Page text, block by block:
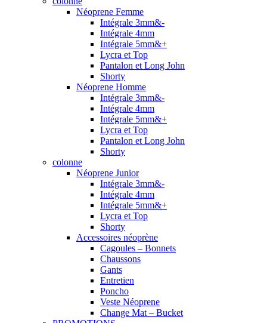
Néoprene Femme
Intégrale 3mm&-
Intégrale 4mm
Intégrale 5mm&+
Lycra et Top
Pantalon et Long John
Shorty
Néoprene Homme
Intégrale 3mm&-
Intégrale 4mm
Intégrale 5mm&+
Lycra et Top
Pantalon et Long John
Shorty
colonne
Néoprene Junior
Intégrale 3mm&-
Intégrale 4mm
Intégrale 5mm&+
Lycra et Top
Shorty
Accessoires néoprène
Cagoules – Bonnets
Chaussons
Gants
Entretien
Poncho
Veste Néoprene
Change Mat – Bucket